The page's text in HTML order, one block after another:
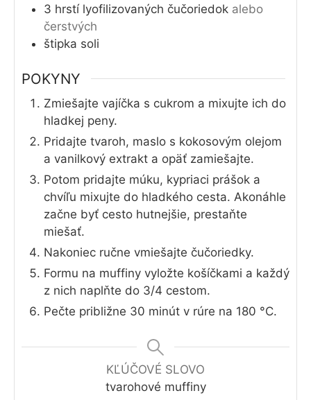
3 hrstí lyofilizovaných čučoriedok alebo
čerstvých
štipka soli
POKYNY
Zmiešajte vajíčka s cukrom a mixujte ich do
hladkej peny.
Pridajte tvaroh, maslo s kokosovým olejom
a vanilkový extrakt a opäť zamiešajte.
Potom pridajte múku, kypriaci prášok a
chvíľu mixujte do hladkého cesta. Akonáhle
začne byť cesto hutnejšie, prestaňte
miešať.
Nakoniec ručne vmiešajte čučoriedky.
Formu na muffiny vyložte košíčkami a každý
z nich naplňte do 3/4 cestom.
Pečte približne 30 minút v rúre na 180 °C.
KĽÚČOVÉ SLOVO
tvarohové muffiny